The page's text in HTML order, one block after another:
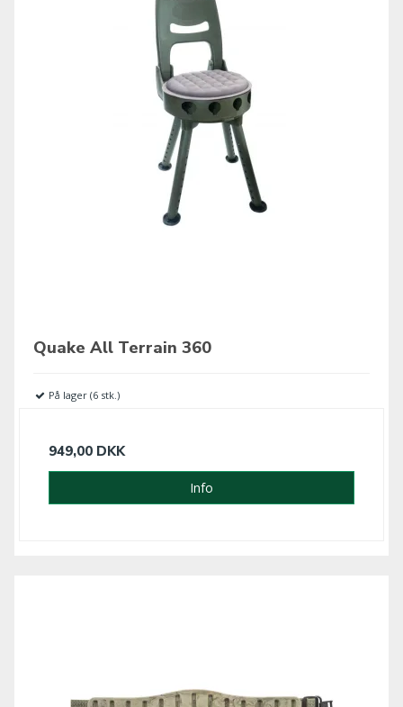
Quake All Terrain 360
På lager (6 stk.)
949,00 DKK
Info